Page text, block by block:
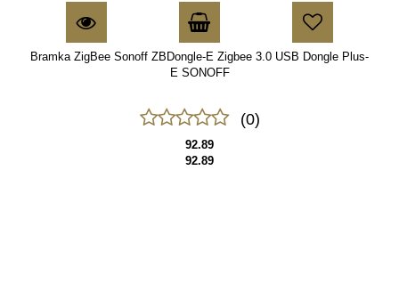
Bramka ZigBee Sonoff ZBDongle-E Zigbee 3.0 USB Dongle Plus-
E SONOFF
(0)
92.89
92.89